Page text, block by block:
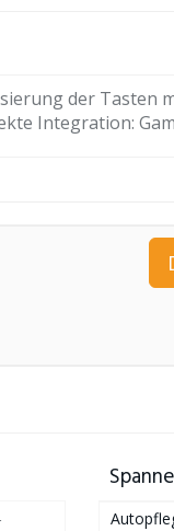
der Tasten
Integration: